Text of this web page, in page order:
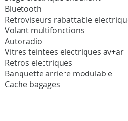
Bluetooth
Retroviseurs rabattable
Volant multifonctions
Autoradio
Vitres teintees electriques av+ar
Retros electriques
Banquette arriere modulable
Cache bagages